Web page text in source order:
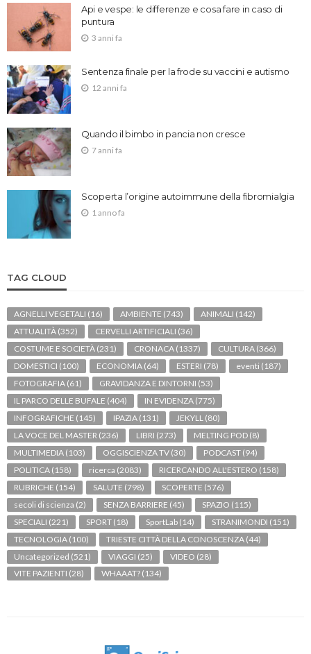
Api e vespe: le differenze e cosa fare in caso di
puntura
3 anni fa
Sentenza finale per la frode su vaccini e autismo
12 anni fa
Quando il bimbo in pancia non cresce
7 anni fa
Scoperta l’origine autoimmune della fibromialgia
1 anno fa
TAG CLOUD
AGNELLI VEGETALI (16) AMBIENTE (743) ANIMALI (142)
ATTUALITÀ (352) CERVELLI ARTIFICIALI (36)
COSTUME E SOCIETÀ (231) CRONACA (1337) CULTURA (366)
DOMESTICI (100) ECONOMIA (64) ESTERI (78) eventi (187)
FOTOGRAFIA (61) GRAVIDANZA E DINTORNI (53)
IL PARCO DELLE BUFALE (404) IN EVIDENZA (775)
INFOGRAFICHE (145) IPAZIA (131) JEKYLL (80)
LA VOCE DEL MASTER (236) LIBRI (273) MELTING POD (8)
MULTIMEDIA (103) OGGISCIENZA TV (30) PODCAST (94)
POLITICA (158) ricerca (2083) RICERCANDO ALL'ESTERO (158)
RUBRICHE (154) SALUTE (798) SCOPERTE (576)
secoli di scienza (2) SENZA BARRIERE (45) SPAZIO (115)
SPECIALI (221) SPORT (18) SportLab (14) STRANIMONDI (151)
TECNOLOGIA (100) TRIESTE CITTÀ DELLA CONOSCENZA (44)
Uncategorized (521) VIAGGI (25) VIDEO (28)
VITE PAZIENTI (28) WHAAAT? (134)